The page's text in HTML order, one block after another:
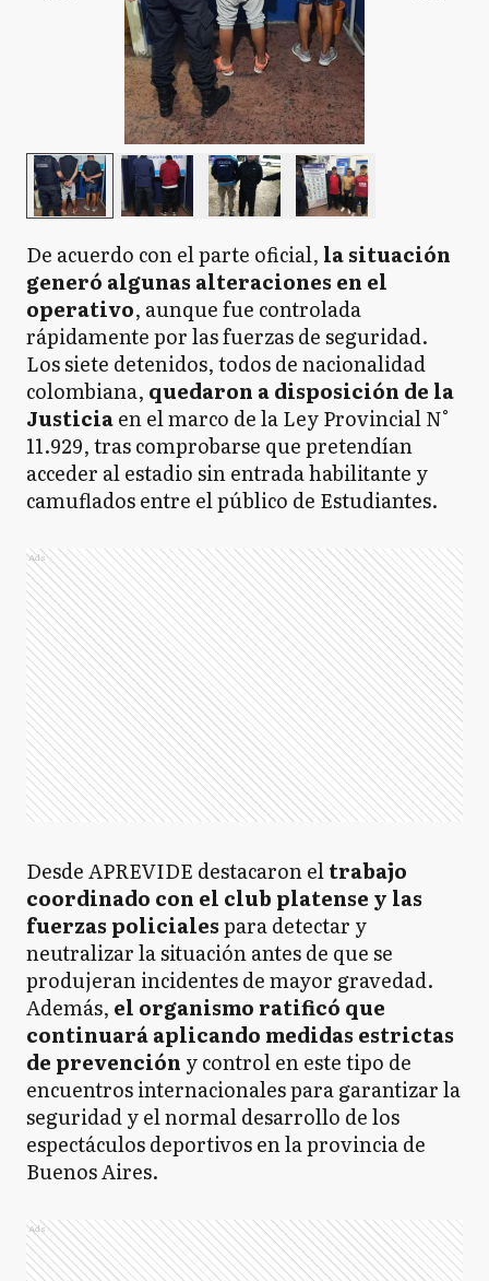
De acuerdo con el parte oficial, la situación
generó algunas alteraciones en el
operativo, aunque fue controlada
rápidamente por las fuerzas de seguridad.
Los siete detenidos, todos de nacionalidad
colombiana, quedaron a disposición de la
Justiciaen el marco de la Ley Provincial N°
11.929, tras comprobarse que pretendían
acceder al estadio sin entrada habilitante y
camuflados entre el público de Estudiantes.
Ads
Desde APREVIDE destacaron eltrabajo
coordinado con el club platense y las
fuerzas policialespara detectar y
neutralizar la situación antes de que se
produjeran incidentes de mayor gravedad.
Además, el organismo ratificó que
continuará aplicando medidas estrictas
de prevención y control en este tipo de
encuentros internacionales para garantizar la
seguridad y el normal desarrollo de los
espectáculos deportivos en la provincia de
Buenos Aires.
Ads